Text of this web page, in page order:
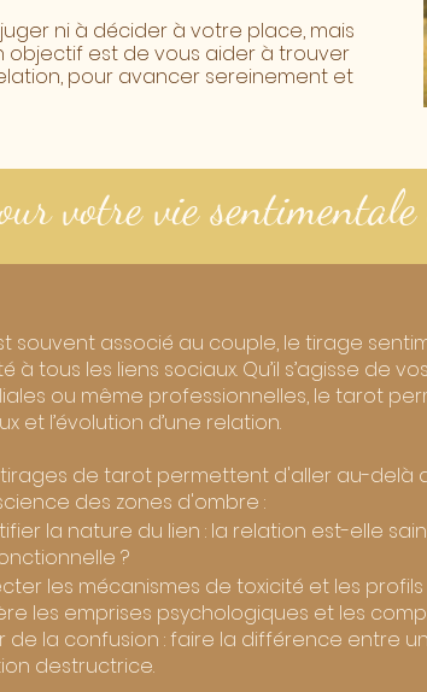
ni à décider à votre place, mais
objectif est de vous aider à trouver
pour avancer sereinement et
votre vie
souvent associé au couple, le tirage
à tous les liens sociaux. Qu’il s’agisse de
ou même professionnelles, le tarot
et l’évolution d’une relation.
tirages de tarot permettent d'aller au-delà
des zones d'ombre :​
la nature du lien : la relation est-elle
?
les mécanismes de toxicité et les
les emprises psychologiques et les
de la confusion : faire la différence entre
destructrice.